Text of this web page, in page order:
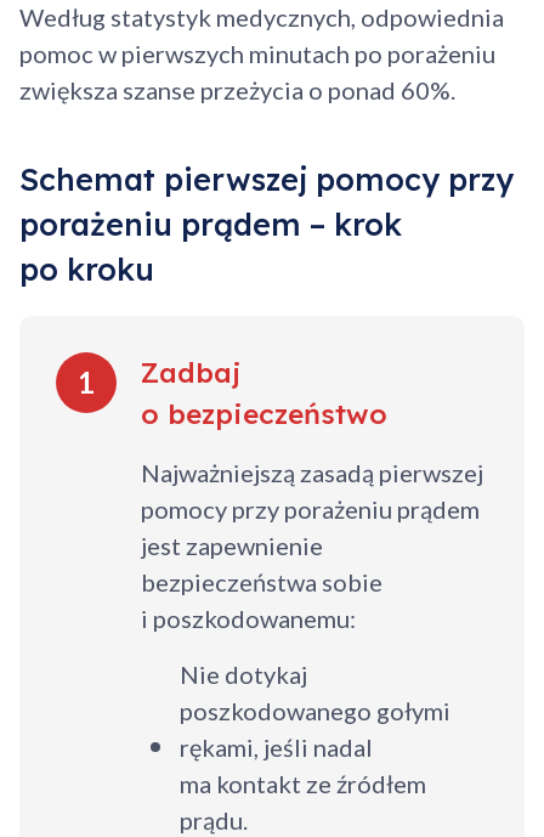
Według statystyk medycznych, odpowiednia
pomoc w pierwszych minutach po porażeniu
zwiększa szanse przeżycia o ponad 60%.
Schemat pierwszej pomocy przy
porażeniu prądem – krok
po kroku
1
Zadbaj
o bezpieczeństwo
Najważniejszą zasadą pierwszej
pomocy przy porażeniu prądem
jest zapewnienie
bezpieczeństwa sobie
i poszkodowanemu:
Nie dotykaj
poszkodowanego gołymi
rękami, jeśli nadal
ma kontakt ze źródłem
prądu.